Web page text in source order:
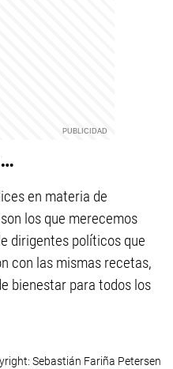
en materia de
los que merecemos
dirigentes políticos que
con las mismas recetas,
bienestar para todos los
Sebastián Fariña Petersen